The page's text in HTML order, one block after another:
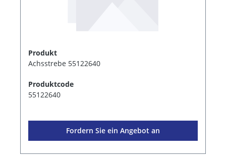
Produkt
Achsstrebe 55122640
Produktcode
55122640
Fordern Sie ein Angebot an